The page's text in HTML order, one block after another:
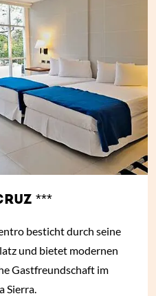
***
besticht durch seine
und bietet modernen
Gastfreundschaft im
Sierra.